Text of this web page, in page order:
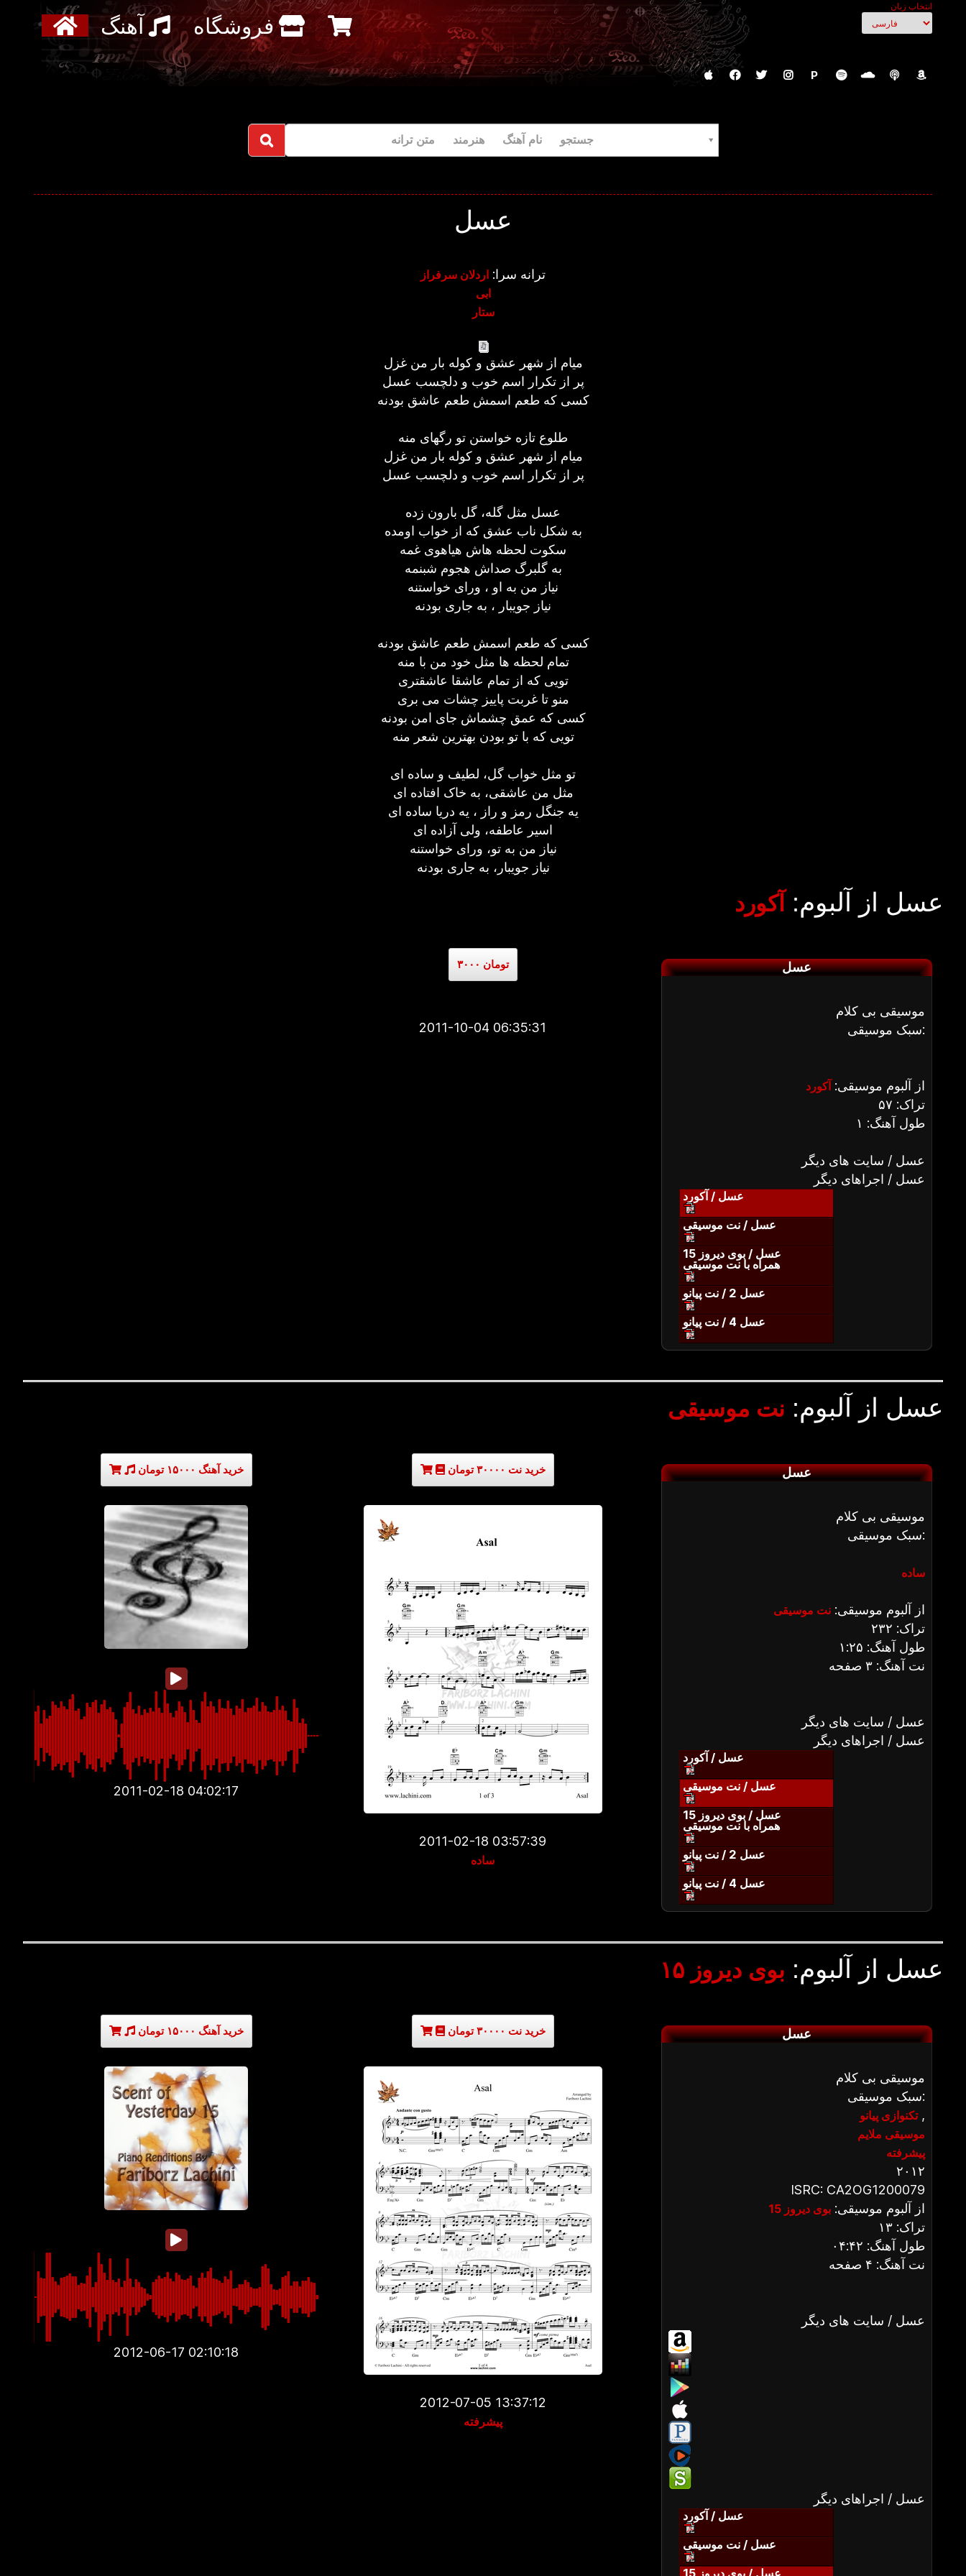
انتخاب زبان
آهنگ فروشگاه
P
جستجو نام آهنگ هنرمند متن ترانه
عسل
ترانه سرا: اردلان سرفراز
ابی
ستار
میام از شهر عشق و کوله بار من غزل
پر از تکرار اسم خوب و دلچسب عسل
کسی که طعم اسمش طعم عاشق بودنه
طلوع تازه خواستن تو رگهای منه
میام از شهر عشق و کوله بار من غزل
پر از تکرار اسم خوب و دلچسب عسل
عسل مثل گله، گل بارون زده
به شکل ناب عشق که از خواب اومده
سکوت لحظه هاش هیاهوی غمه
به گلبرگ صداش هجوم شبنمه
نیاز من به او ، ورای خواستنه
نیاز جویبار ، به جاری بودنه
کسی که طعم اسمش طعم عاشق بودنه
تمام لحظه ها مثل خود من با منه
تویی که از تمام عاشقا عاشقتری
منو تا غربت پاییز چشات می بری
کسی که عمق چشماش جای امن بودنه
تویی که با تو بودن بهترین شعر منه
تو مثل خواب گل، لطیف و ساده ای
مثل من عاشقی، به خاک افتاده ای
یه جنگل رمز و راز ، یه دریا ساده ای
اسیر عاطفه، ولی آزاده ای
نیاز من به تو، ورای خواستنه
نیاز جویبار، به جاری بودنه
عسل از آلبوم: آکورد
۳۰۰۰ تومان
2011-10-04 06:35:31
عسل
موسیقی بی کلام
سبک موسیقی:
از آلبوم موسیقی:آکورد
تراک: ۵۷
طول آهنگ: ۱
عسل / سایت های دیگر
عسل / اجراهای دیگر
عسل / آکورد
عسل / نت موسیقی
عسل / بوی دیروز 15
همراه با نت موسیقی
عسل 2 / نت پیانو
عسل 4 / نت پیانو
عسل از آلبوم: نت موسیقی
خرید آهنگ ۱۵۰۰۰ تومان
2011-02-18 04:02:17
خرید نت ۳۰۰۰۰ تومان
2011-02-18 03:57:39
ساده
عسل
موسیقی بی کلام
سبک موسیقی:
ساده
از آلبوم موسیقی:نت موسیقی
تراک: ۲۳۲
طول آهنگ: ۱:۲۵
نت آهنگ: ۳ صفحه
عسل / سایت های دیگر
عسل / اجراهای دیگر
عسل / آکورد
عسل / نت موسیقی
عسل / بوی دیروز 15
همراه با نت موسیقی
عسل 2 / نت پیانو
عسل 4 / نت پیانو
عسل از آلبوم: بوی دیروز ۱۵
خرید آهنگ ۱۵۰۰۰ تومان
2012-06-17 02:10:18
خرید نت ۳۰۰۰۰ تومان
2012-07-05 13:37:12
پیشرفته
عسل
موسیقی بی کلام
سبک موسیقی:
تکنوازی پیانو,
موسیقی ملایم
پیشرفته
۲۰۱۲
ISRC: CA2OG1200079
از آلبوم موسیقی:بوی دیروز 15
تراک: ۱۳
طول آهنگ: ۰۴:۴۲
نت آهنگ: ۴ صفحه
عسل / سایت های دیگر
عسل / اجراهای دیگر
عسل / آکورد
عسل / نت موسیقی
عسل / بوی دیروز 15